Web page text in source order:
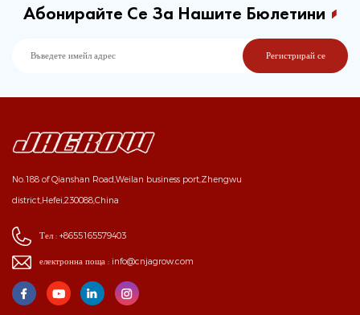
Абонирайте Се За Нашите Бюлетини
No.188 of Qianshan Road,Weilan business port,Zhengwu
district,Hefei,230088,China
Тел : +8655165579403
електронна поща : info@cnjagrow.com